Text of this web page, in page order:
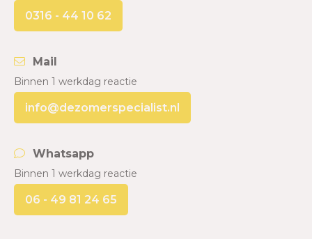
0316 - 44 10 62
Mail
Binnen 1 werkdag reactie
info@dezomerspecialist.nl
Whatsapp
Binnen 1 werkdag reactie
06 - 49 81 24 65